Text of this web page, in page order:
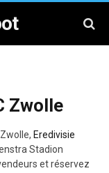
Zwolle
Eredivisie
Stadion
et réservez